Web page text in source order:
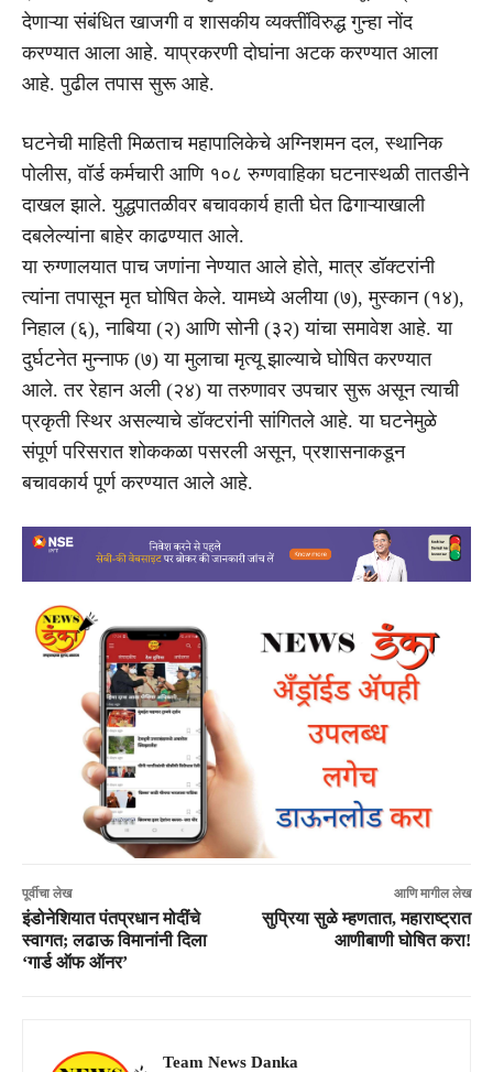
देणाऱ्या संबंधित खाजगी व शासकीय व्यक्तींविरुद्ध गुन्हा नोंद
करण्यात आला आहे. याप्रकरणी दोघांना अटक करण्यात आला
आहे. पुढील तपास सुरू आहे.
घटनेची माहिती मिळताच महापालिकेचे अग्निशमन दल, स्थानिक
पोलीस, वॉर्ड कर्मचारी आणि १०८ रुग्णवाहिका घटनास्थळी तातडीने
दाखल झाले. युद्धपातळीवर बचावकार्य हाती घेत ढिगाऱ्याखाली
दबलेल्यांना बाहेर काढण्यात आले.
या रुग्णालयात पाच जणांना नेण्यात आले होते, मात्र डॉक्टरांनी
त्यांना तपासून मृत घोषित केले. यामध्ये अलीया (७), मुस्कान (१४),
निहाल (६), नाबिया (२) आणि सोनी (३२) यांचा समावेश आहे. या
दुर्घटनेत मुन्नाफ (७) या मुलाचा मृत्यू झाल्याचे घोषित करण्यात
आले. तर रेहान अली (२४) या तरुणावर उपचार सुरू असून त्याची
प्रकृती स्थिर असल्याचे डॉक्टरांनी सांगितले आहे. या घटनेमुळे
संपूर्ण परिसरात शोककळा पसरली असून, प्रशासनाकडून
बचावकार्य पूर्ण करण्यात आले आहे.
पूर्वीचा लेख
इंडोनेशियात पंतप्रधान मोदींचे
स्वागत; लढाऊ विमानांनी दिला
‘गार्ड ऑफ ऑनर’
आणि मागील लेख
सुप्रिया सुळे म्हणतात, महाराष्ट्रात
आणीबाणी घोषित करा!
Team News Danka